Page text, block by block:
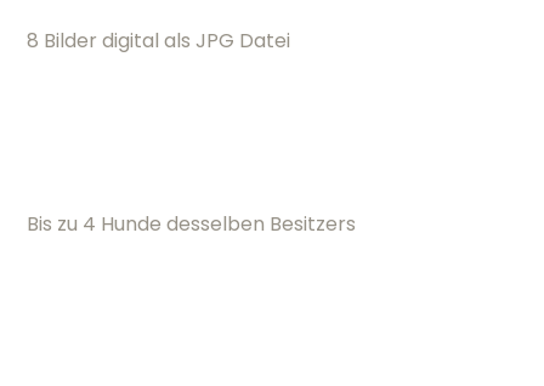
8 Bilder digital als JPG Datei
Bis zu 4 Hunde desselben Besitzers